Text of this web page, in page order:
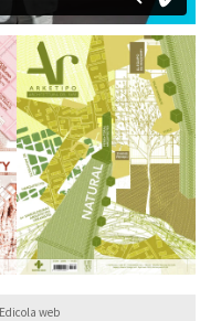
Edicola web